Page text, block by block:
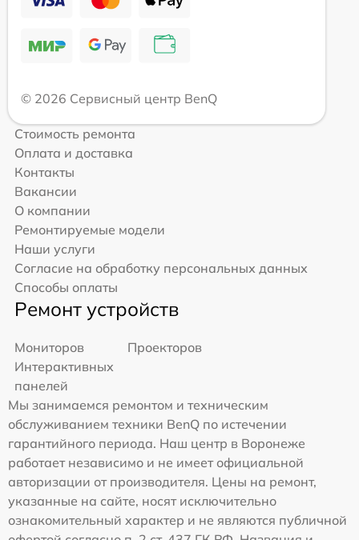
© 2026 Сервисный центр BenQ
Стоимость ремонта
Оплата и доставка
Контакты
Вакансии
О компании
Ремонтируемые модели
Наши услуги
Согласие на обработку персональных данных
Способы оплаты
Ремонт устройств
Мониторов
Проекторов
Интерактивных
панелей
Мы занимаемся ремонтом и техническим
обслуживанием техники BenQ по истечении
гарантийного периода. Наш центр в Воронеже
работает независимо и не имеет официальной
авторизации от производителя. Цены на ремонт,
указанные на сайте, носят исключительно
ознакомительный характер и не являются публичной